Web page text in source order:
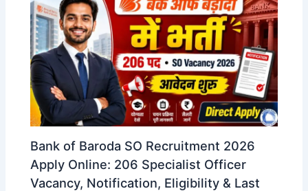
Bank of Baroda SO Recruitment 2026
Apply Online: 206 Specialist Officer
Vacancy, Notification, Eligibility & Last